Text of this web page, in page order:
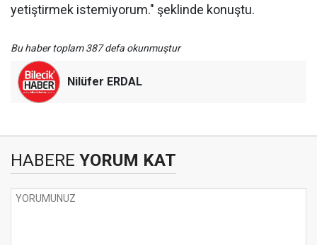
yetiştirmek istemiyorum." şeklinde konuştu.
Bu haber toplam 387 defa okunmuştur
Nilüfer ERDAL
HABERE YORUM KAT